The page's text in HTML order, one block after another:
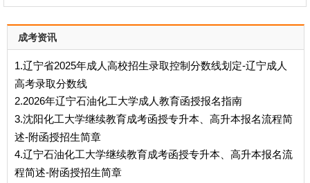
成考资讯
1.辽宁省2025年成人高校招生录取控制分数线划定-辽宁成人
高考录取分数线
2.2026年辽宁石油化工大学成人教育函授报名指南
3.沈阳化工大学继续教育成考函授专升本、高升本报名流程简
述-附函授招生简章
4.辽宁石油化工大学继续教育成考函授专升本、高升本报名流
程简述-附函授招生简章